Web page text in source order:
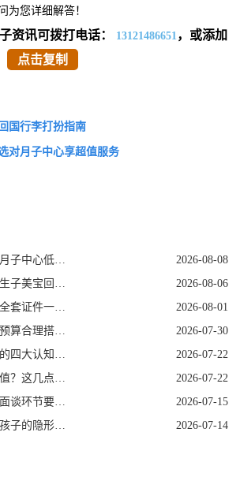
为您详细解答！
资讯可拨打电话： 13121486651 ，或添加
点击复制
国行李打扮指南
对月子中心享超值服务
2026-08-08
2026-08-06
2026-08-01
2026-07-30
2026-07-22
2026-07-22
2026-07-15
2026-07-14